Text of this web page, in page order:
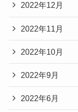
2022年12月
2022年11月
2022年10月
2022年9月
2022年6月